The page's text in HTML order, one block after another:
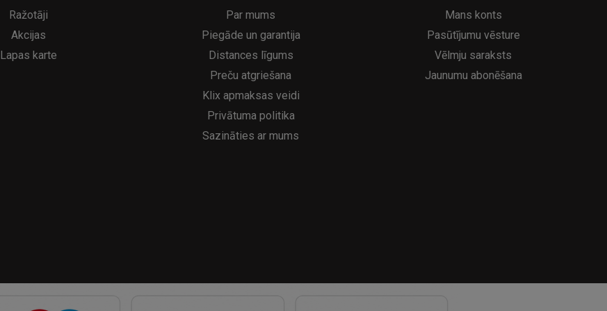
29.95€ 21.95€ 8.95€
Ražotāji
Akcijas
Lapas karte
Par mums
Piegāde un garantija
Distances līgums
Preču atgriešana
Klix apmaksas veidi
Privātuma politika
Sazināties ar mums
Mans konts
Pasūtījumu vēsture
Vēlmju saraksts
Jaunumu abonēšana